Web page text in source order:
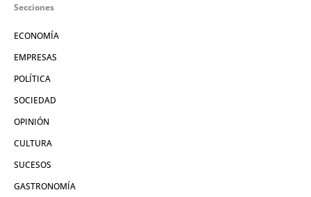
Secciones
ECONOMÍA
EMPRESAS
POLÍTICA
SOCIEDAD
OPINIÓN
CULTURA
SUCESOS
GASTRONOMÍA